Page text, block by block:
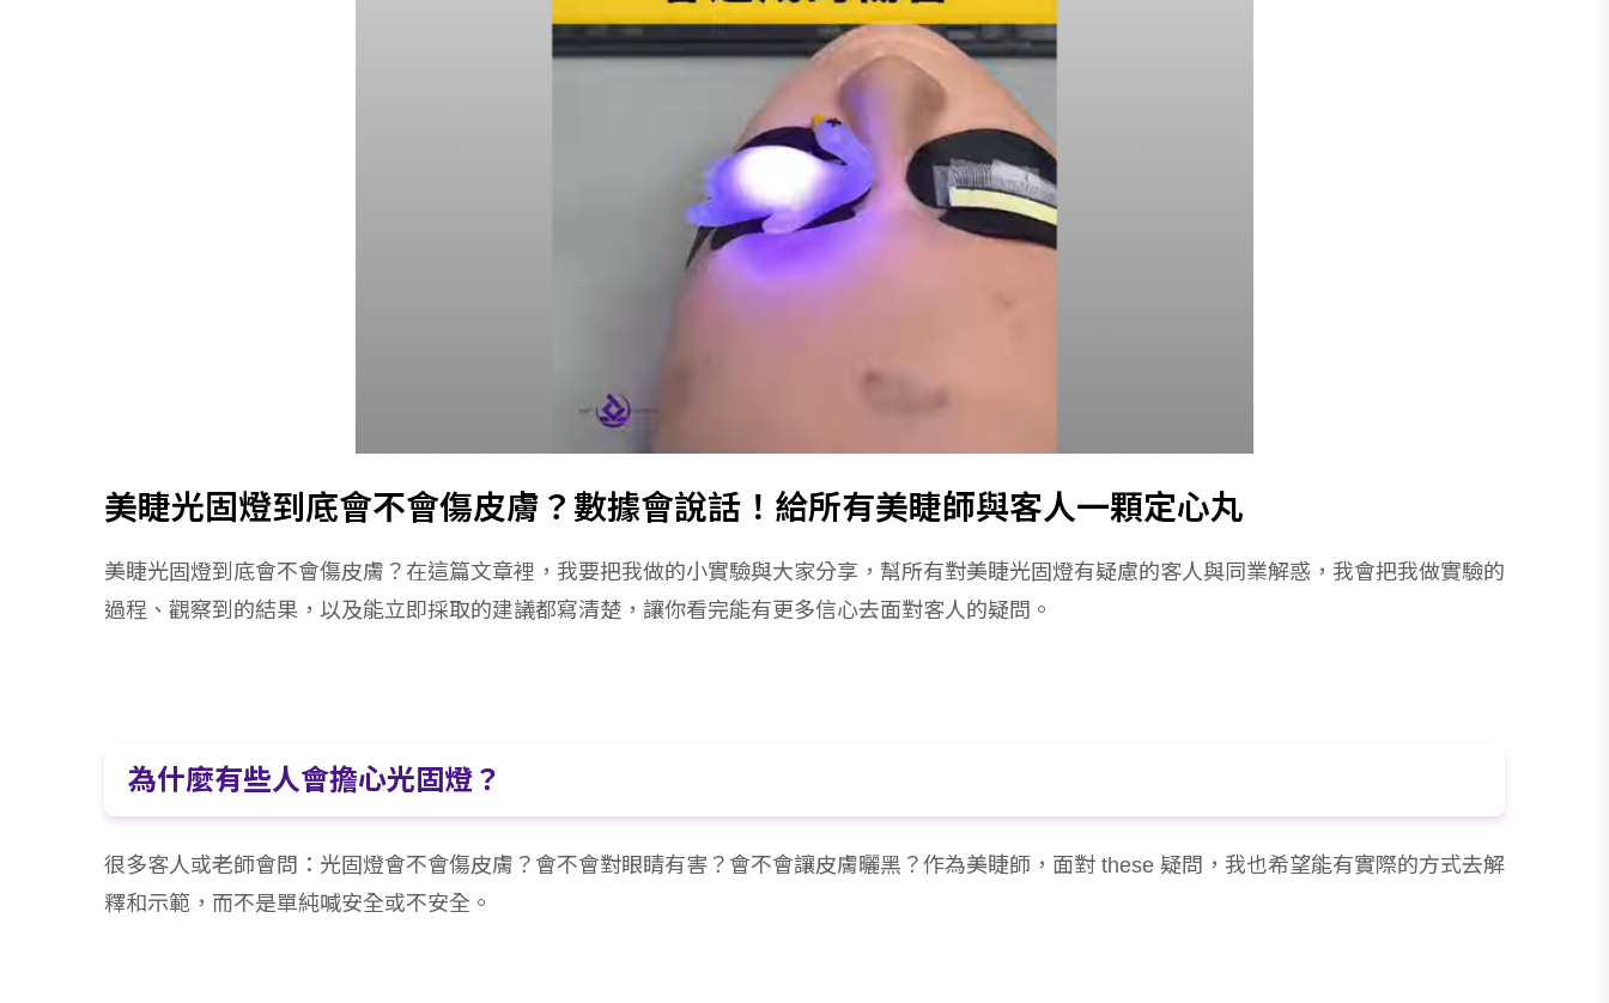
美睫光固燈到底會不會傷皮膚？數據會說話！給所有美睫師與客人一顆定心丸
美睫光固燈到底會不會傷皮膚？在這篇文章裡，我要把我做的小實驗與大家分享，幫所有對美睫光固燈有疑慮的客人與同業解惑，我會把我做實驗的
過程、觀察到的結果，以及能立即採取的建議都寫清楚，讓你看完能有更多信心去面對客人的疑問。
為什麼有些人會擔心光固燈？
很多客人或老師會問：光固燈會不會傷皮膚？會不會對眼睛有害？會不會讓皮膚曬黑？作為美睫師，面對 these 疑問，我也希望能有實際的方式去解
釋和示範，而不是單純喊安全或不安全。